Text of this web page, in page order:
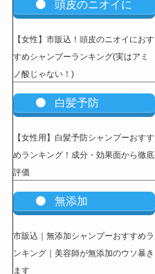
頭皮のニオイに
【女性】市販込 ！頭皮のニオイにおす
すめシャンプーランキング(実はアミ
ノ酸じゃない！)
白髪予防
【女性用】白髪予防シャンプーおすす
めランキング！成分・効果面から徹底
評価
無添加
市販込｜無添加シャンプーおすすめラ
ンキング｜美容師が無添加のウソ暴き
ます